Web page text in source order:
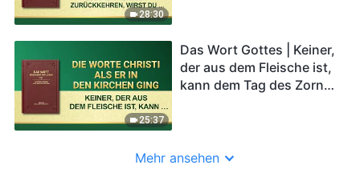
28:30
25:37
Das Wort Gottes | Keiner,
der aus dem Fleische ist,
kann dem Tag des Zornes
Mehr ansehen